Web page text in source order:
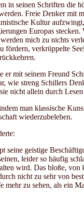
seinen Schriften die
Freie Denker mit
Kultur
Europas
mich zu nichts
verkrüppelte
mit seinem Freund
streng Schillers
nicht allein durch
man klassische
wiederzubeleben.
geistige
leider so häufig
wird. Das bloße, von
nicht zu sehr von
mehr zu sehen, als ein